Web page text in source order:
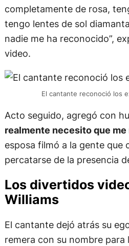
completamente de rosa,
tengo lentes de sol
nadie me ha reconocido”,
video.
El cantante reconoció los
Acto seguido, agregó con
realmente necesito que me
esposa filmó a la gente que
percatarse de la presencia
Los divertidos
Williams
El cantante dejó atrás su
remera con su nombre